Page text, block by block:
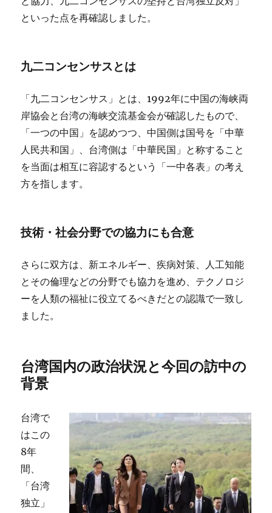
といった点を再確認しました。
九二コンセンサスとは
「九二コンセンサス」とは、1992年に中国の海峡両
岸協会と台湾の海峡交流基金会が確認したもので、
「一つの中国」を認めつつ、中国側は国号を「中華
人民共和国」、台湾側は「中華民国」と称すること
を当面は相互に容認するという「一中各表」の考え
方を指します。
技術・社会分野での協力にも合意
さらに双方は、新エネルギー、疾病対策、人工知能
とその倫理などの分野でも協力を進め、テクノロジ
ーを人類の福祉に役立てるべきだとの認識で一致し
ました。
台湾国内の政治状況と今回の訪中の
背景
台湾で
はこの
8年
間、
「台湾
独立」